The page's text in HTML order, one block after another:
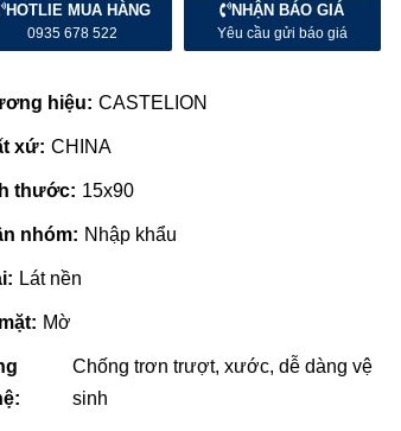
HOTLIE MUA HÀNG
0935 678 522
NHẬN BÁO GIÁ
Yêu cầu gửi báo giá
hiệu: CASTELION
xứ: CHINA
thước: 15x90
nhóm: Nhập khẩu
Lát nền
Mờ
Chống trơn trượt, xước, dễ dàng vệ
sinh